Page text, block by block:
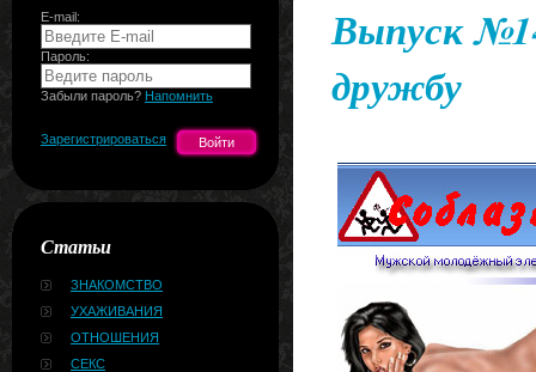
E-mail:
Пароль:
Забыли пароль? Напомнить
Зарегистрироваться
Статьи
ЗНАКОМСТВО
УХАЖИВАНИЯ
ОТНОШЕНИЯ
СЕКС
Выпуск
дружбу